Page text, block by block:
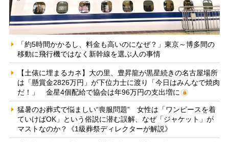
「約5時間かかるし、料金も高いのになぜ？」東京～博多間の
移動に飛行機ではなく新幹線を選ぶ人の事情
【土俵に埋まるカネ】大の里、豊昇龍が黒星続きの名古屋場所
は「懸賞金2826万円」が下位力士に渡り「今日はみんなで焼肉
だ！」 金星4個配給で協会は年96万円の支出増に
猛暑のお葬式で悩ましい“喪服問題” 女性は「ワンピースを着
ていけばOK」という俗説に潜む誤解、なぜ「ジャケット」が
マストなのか？《1級葬祭ディレクターが解説》